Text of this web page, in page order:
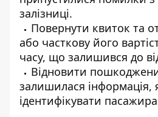
залізниці.
Повернути квиток та
або часткову його
часу, що залишився до
Відновити
залишилася інформація,
ідентифікувати